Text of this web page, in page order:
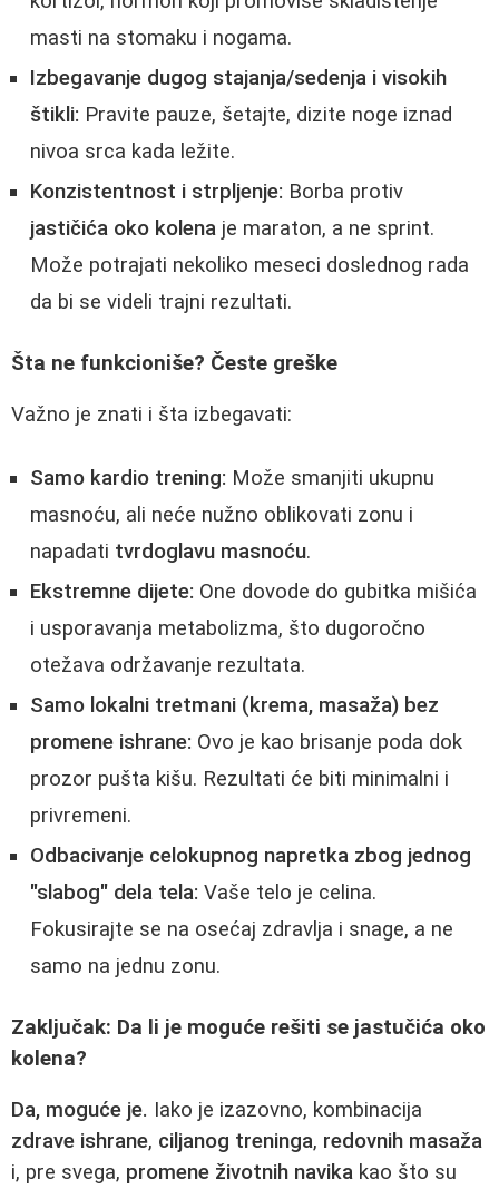
masti na stomaku i nogama.
Izbegavanje dugog stajanja/sedenja i visokih
štikli: Pravite pauze, šetajte, dizite noge iznad
nivoa srca kada ležite.
Konzistentnost i strpljenje: Borba protiv
jastičića oko kolena je maraton, a ne sprint.
Može potrajati nekoliko meseci doslednog rada
da bi se videli trajni rezultati.
Šta ne funkcioniše? Česte greške
Važno je znati i šta izbegavati:
Samo kardio trening: Može smanjiti ukupnu
masnoću, ali neće nužno oblikovati zonu i
napadati tvrdoglavu masnoću.
Ekstremne dijete: One dovode do gubitka mišića
i usporavanja metabolizma, što dugoročno
otežava održavanje rezultata.
Samo lokalni tretmani (krema, masaža) bez
promene ishrane: Ovo je kao brisanje poda dok
prozor pušta kišu. Rezultati će biti minimalni i
privremeni.
Odbacivanje celokupnog napretka zbog jednog
"slabog" dela tela: Vaše telo je celina.
Fokusirajte se na osećaj zdravlja i snage, a ne
samo na jednu zonu.
Zaključak: Da li je moguće rešiti se jastučića oko
kolena?
Da, moguće je. Iako je izazovno, kombinacija
zdrave ishrane, ciljanog treninga, redovnih masaža
i, pre svega, promene životnih navika kao što su